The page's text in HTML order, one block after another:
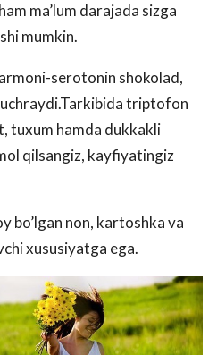
ma’lum darajada sizga
mumkin.
serotonin shokolad,
uchraydi.Tarkibida triptofon
tuxum hamda dukkakli
qilsangiz, kayfiyatingiz
bo’lgan non, kartoshka va
xususiyatga ega.